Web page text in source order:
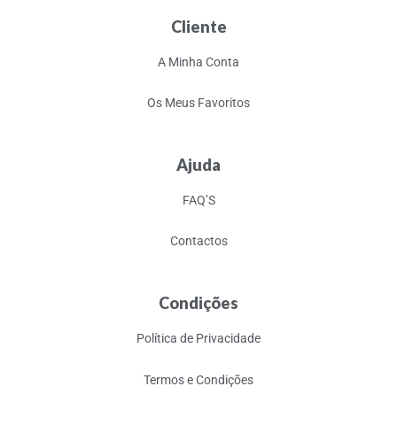
Cliente
A Minha Conta
Os Meus Favoritos
Ajuda
FAQ’S
Contactos
Condições
Política de Privacidade
Termos e Condições